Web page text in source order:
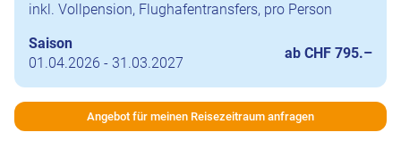
inkl. Vollpension, Flughafentransfers, pro Person
Saison
01.04.2026 - 31.03.2027
ab CHF 795.–
Angebot für meinen Reisezeitraum anfragen